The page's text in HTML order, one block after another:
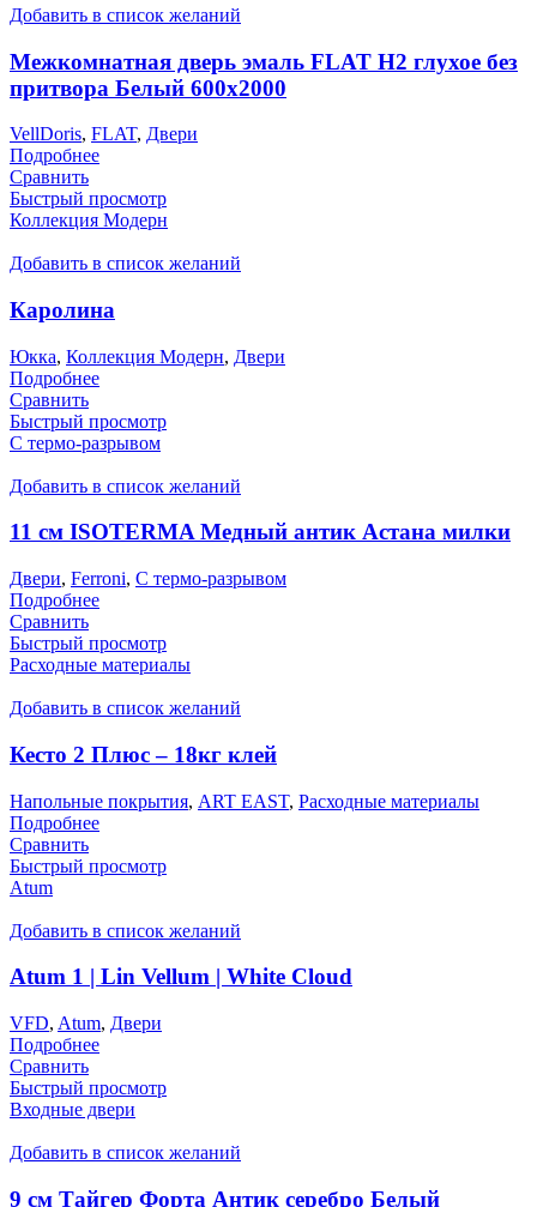
Добавить в список желаний
Межкомнатная дверь эмаль FLAT H2 глухое без
притвора Белый 600х2000
VellDoris, FLAT, Двери
Подробнее
Сравнить
Быстрый просмотр
Коллекция Модерн
Добавить в список желаний
Каролина
Юкка, Коллекция Модерн, Двери
Подробнее
Сравнить
Быстрый просмотр
С термо-разрывом
Добавить в список желаний
11 см ISOTERMA Медный антик Астана милки
Двери, Ferroni, С термо-разрывом
Подробнее
Сравнить
Быстрый просмотр
Расходные материалы
Добавить в список желаний
Кесто 2 Плюс – 18кг клей
Напольные покрытия, ART EAST, Расходные материалы
Подробнее
Сравнить
Быстрый просмотр
Atum
Добавить в список желаний
Atum 1 | Lin Vellum | White Cloud
VFD, Atum, Двери
Подробнее
Сравнить
Быстрый просмотр
Входные двери
Добавить в список желаний
9 см Тайгер Форта Антик серебро Белый